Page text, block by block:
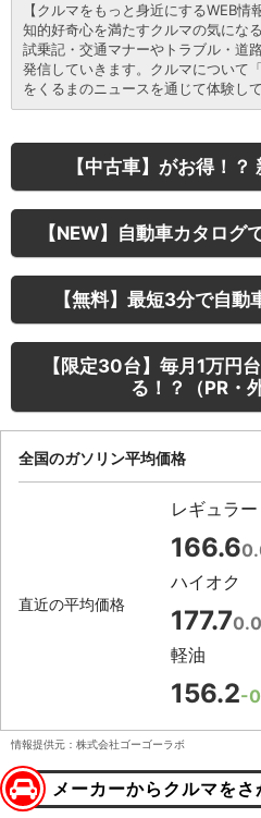
【クルマをもっと身近にするWEB情
知的好奇心を満たすクルマの気にな
試乗記・交通マナーやトラブル・道
発信していきます。クルマについて
をくるまのニュースを通じて体験して
【中古車】がお得！
【NEW】自動車カタログ
【無料】最短3分で自動
【限定30台】毎月1万円
る！？（PR・
全国のガソリン平均価格
直近の平均価格
レギュラー
166.6
ハイオク
177.70.0
軽油
156.2-
情報提供元：株式会社ゴーゴーラボ
メーカーからクルマをさ